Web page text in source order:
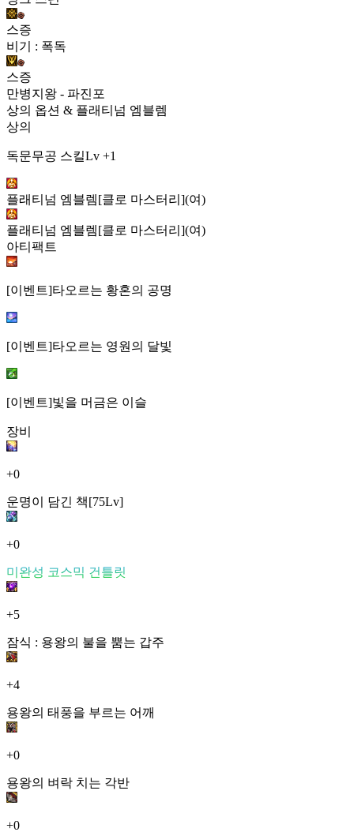
스증
비기 : 폭독
스증
만병지왕 - 파진포
상의 옵션 & 플래티넘 엠블렘
상의
독문무공 스킬Lv +1
플래티넘 엠블렘[클로 마스터리](여)
플래티넘 엠블렘[클로 마스터리](여)
아티팩트
[이벤트]타오르는 황혼의 공명
[이벤트]타오르는 영원의 달빛
[이벤트]빛을 머금은 이슬
장비
+0
운명이 담긴 책[75Lv]
+0
미완성 코스믹 건틀릿
+5
잠식 : 용왕의 불을 뿜는 갑주
+4
용왕의 태풍을 부르는 어깨
+0
용왕의 벼락 치는 각반
+0